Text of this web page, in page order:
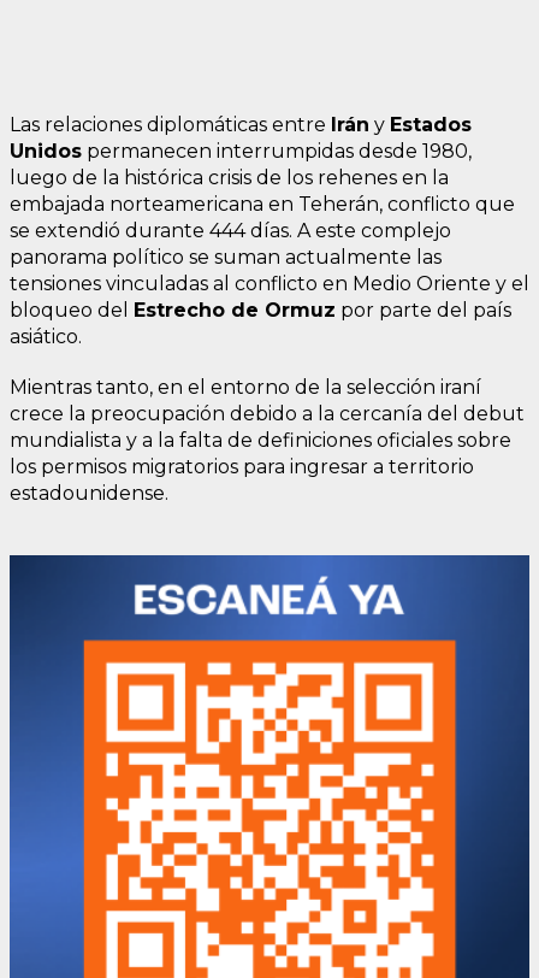
Las relaciones diplomáticas entre Irán y Estados
Unidos permanecen interrumpidas desde 1980,
luego de la histórica crisis de los rehenes en la
embajada norteamericana en Teherán, conflicto que
se extendió durante 444 días. A este complejo
panorama político se suman actualmente las
tensiones vinculadas al conflicto en Medio Oriente y el
bloqueo del Estrecho de Ormuz por parte del país
asiático.
Mientras tanto, en el entorno de la selección iraní
crece la preocupación debido a la cercanía del debut
mundialista y a la falta de definiciones oficiales sobre
los permisos migratorios para ingresar a territorio
estadounidense.